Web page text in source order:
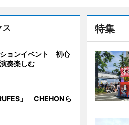
特集
ス
ョンイベント 初心
奏楽しむ
」 CHEHONら